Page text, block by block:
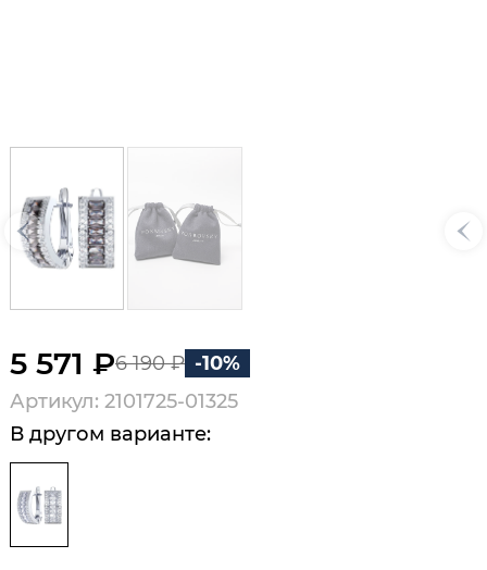
5 571 ₽6 190 ₽ -10%
Артикул: 2101725-01325
В другом варианте: